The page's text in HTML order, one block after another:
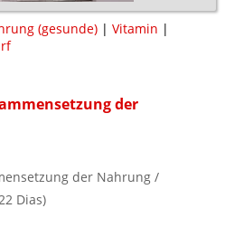
(gesunde) | Vitamin |
der
der Nahrung /
Dias)